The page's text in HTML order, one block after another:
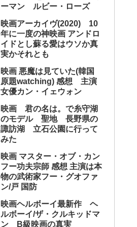
ーマン ルビー・ローズ
映画アーカイヴ(2020) 10
年に一度の神映画 アンドロ
イドとし蘇る愛はウソか真
実かそれとも
映画 悪魔は見ていた(韓国
原題watching) 感想 主演
女優カン・イェウォン
映画 君の名は。で糸守湖
のモデル 聖地 長野県の
諏訪湖 立石公園に行って
みた
映画 マスター・オブ・カン
フー功夫宗師 感想 主演は本
物の武術家フー・グオファ
ン/戸 国防
映画ヘルボーイ最新作 ヘ
ルボーイ/ザ・クルキッドマ
ン B級映画の真実